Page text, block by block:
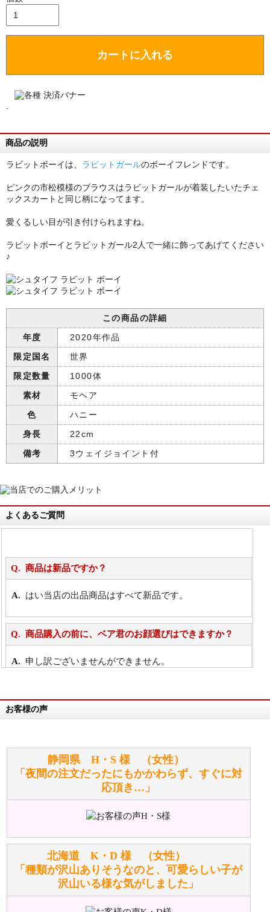
カートに入れる
商品の説明
ラビットボーイは、 ラビットガールのボーイフレンドです。
ピンクの市松模様のブラウスはラビットガールが着装したいたチェ
ックスカートと同じ柄になってます。
愛くるしい目が引き付けられますね。
ラビットボーイとラビットガール2人で一緒に飾ってあげてください
♪
この商品の詳細
年度
2020年作品
限定国名
世界
限定数量
1000体
素材
モヘア
色
ハニー
身長
22cm
備考
3ウェイジョイント付
よくあるご質問
商品は新品ですか？
はい当店の出品商品はすべて新品です。
商品購入の前に、ベア君のお顔選びはできますか？
申し訳ございませんができません。
万が一欲しい商品が見つからない場合は、探して取り
お任せください！それは当店が謡っています「おも
てなしの心」で対応させていただきます。
シュタイフのぬいぐるみは洗濯できますか？ ぬいぐ
るみのお手入れ方法を教えてください。
詳しくはこちら をご覧ください。
ぬいぐるみの耳に付いているボタンやタグに、何か意
味などがありますか？
お客様の声
静岡県 H・S 様 （女性）
「夜間の注文だったにもかかわらず、すぐに対
応頂き…」
北海道 K・D 様 （女性）
「種類が沢山ありそうなのと、可愛らしい子が
沢山いる様な気がしました」